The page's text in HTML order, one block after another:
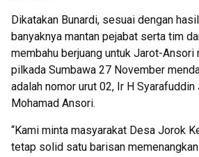
Dikatakan Bunardi, sesuai dengan
banyaknya mantan pejabat serta tim
membahu berjuang untuk Jarot-Ansori
pilkada Sumbawa 27 November
adalah nomor urut 02, Ir H
Mohamad Ansori.
“Kami minta masyarakat Desa Jorok
tetap solid satu barisan